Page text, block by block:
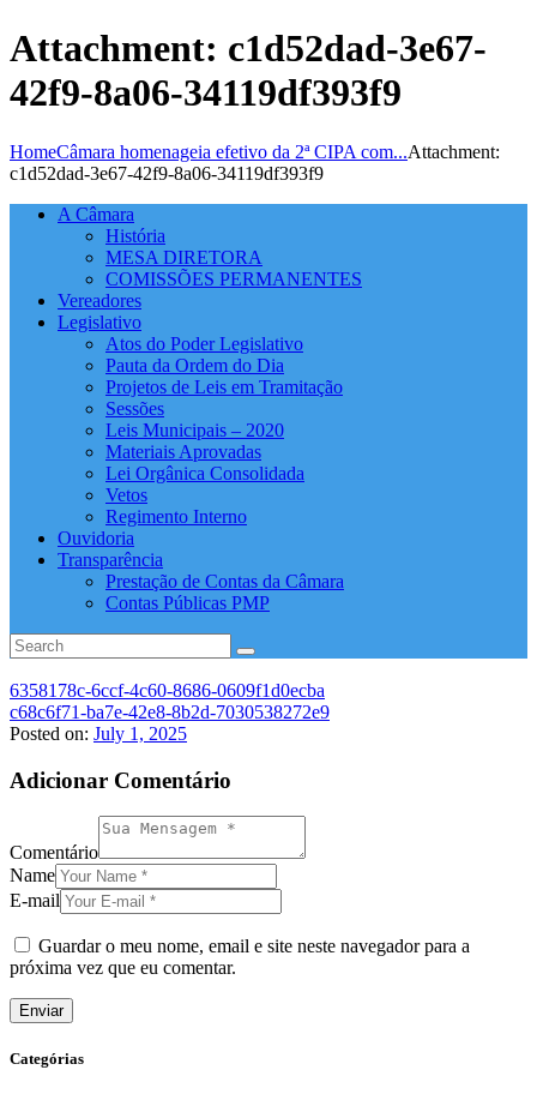
Attachment: c1d52dad-3e67-
42f9-8a06-34119df393f9
HomeCâmara homenageia efetivo da 2ª CIPA com...Attachment:
c1d52dad-3e67-42f9-8a06-34119df393f9
A Câmara
História
MESA DIRETORA
COMISSÕES PERMANENTES
Vereadores
Legislativo
Atos do Poder Legislativo
Pauta da Ordem do Dia
Projetos de Leis em Tramitação
Sessões
Leis Municipais – 2020
Materiais Aprovadas
Lei Orgânica Consolidada
Vetos
Regimento Interno
Ouvidoria
Transparência
Prestação de Contas da Câmara
Contas Públicas PMP
6358178c-6ccf-4c60-8686-0609f1d0ecba
c68c6f71-ba7e-42e8-8b2d-7030538272e9
Posted on: July 1, 2025
Adicionar Comentário
Comentário
Name
E-mail
Guardar o meu nome, email e site neste navegador para a
próxima vez que eu comentar.
Categórias